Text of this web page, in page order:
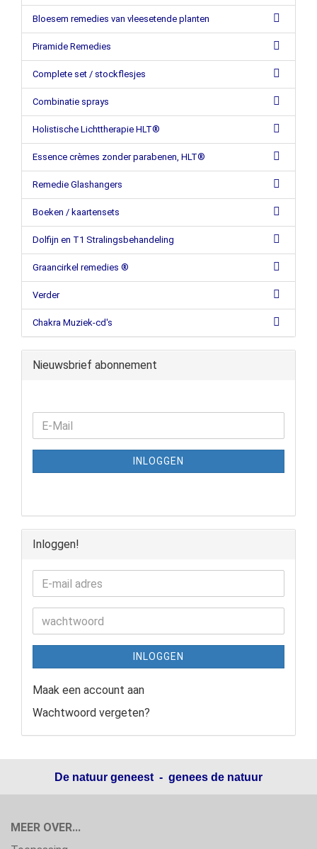
Bloesem remedies van vleesetende planten
Piramide Remedies
Complete set / stockflesjes
Combinatie sprays
Holistische Lichttherapie HLT®
Essence crèmes zonder parabenen, HLT®
Remedie Glashangers
Boeken / kaartensets
Dolfijn en T1 Stralingsbehandeling
Graancirkel remedies ®
Verder
Chakra Muziek-cd's
Nieuwsbrief abonnement
INLOGGEN
Inloggen!
INLOGGEN
Maak een account aan
Wachtwoord vergeten?
De natuur geneest - genees de natuur
MEER OVER...